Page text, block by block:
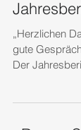
gute